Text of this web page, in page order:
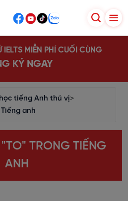
IELTS MIỄN PHÍ CUỐI CÙNG
KÝ NGAY
tiếng Anh thú vị>
anh
TRONG TIẾNG
ANH